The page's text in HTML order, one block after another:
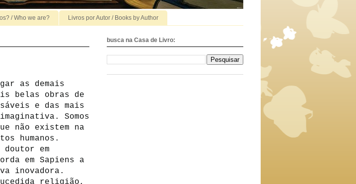
/ Who we are? Livros por Autor / Books by Author
as demais
belas obras de
e das mais
Somos
não existem na
humanos.
em
em Sapiens a
inovadora.
religião,
busca na Casa de Livro: